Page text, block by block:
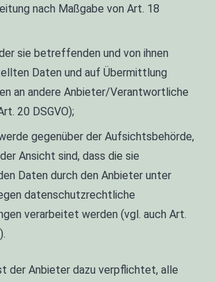
nach Maßgabe von Art. 18
sie betreffenden und von ihnen
Daten und auf Übermittlung
an andere Anbieter/Verantwortliche
20 DSGVO);
gegenüber der Aufsichtsbehörde,
Ansicht sind, dass die sie
Daten durch den Anbieter unter
datenschutzrechtliche
verarbeitet werden (vgl. auch Art.
der Anbieter dazu verpflichtet, alle